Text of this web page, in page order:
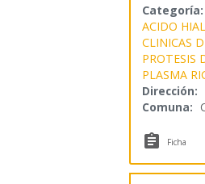
Categoría:
ACIDO
CLINICAS
PROTESIS
PLASMA
Dirección:
Comuna:
 Ficha